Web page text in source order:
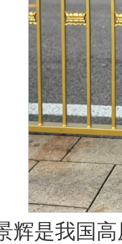
辉是我国